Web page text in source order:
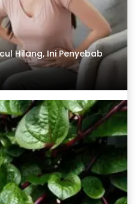
Hilang, Ini Penyebab